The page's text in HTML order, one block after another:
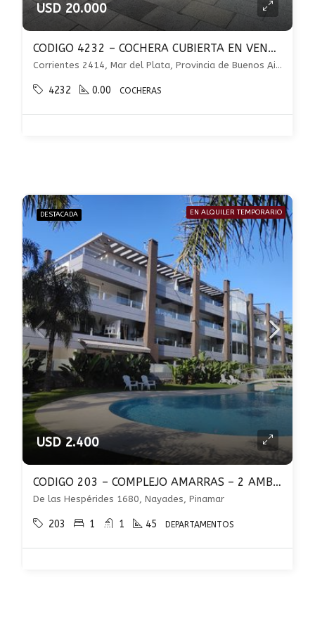
USD 20.000
CODIGO 4232 – COCHERA CUBIERTA EN VENTA EN MACROCENTRO DE MAR DEL PLATA
Corrientes 2414, Mar del Plata, Provincia de Buenos Aires, Argentina, Macrocentro, Mar del Plata
4232 0.00 COCHERAS
DESTACADA EN ALQUILER TEMPORARIO
USD 2.400
CODIGO 203 – COMPLEJO AMARRAS – 2 AMBIENTES CON PILETA, COCHERA Y PARRILLA
De las Hespérides 1680, Nayades, Pinamar
203 1 1 45 DEPARTAMENTOS